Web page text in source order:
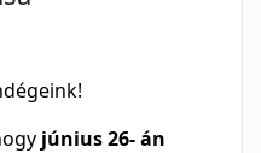
június 26- án